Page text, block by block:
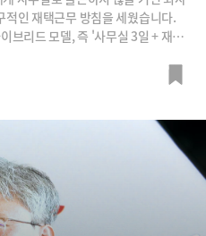
인 재택근무 방침을 세웠습니다.
브리드 모델, 즉 '사무실 3일 + 재택
무방식은 무엇일까요?